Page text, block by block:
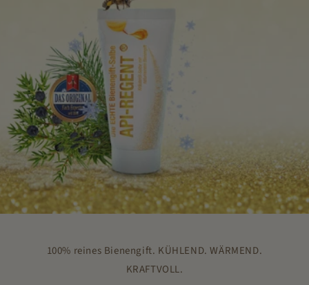
100% reines Bienengift. KÜHLEND. WÄRMEND.
KRAFTVOLL.